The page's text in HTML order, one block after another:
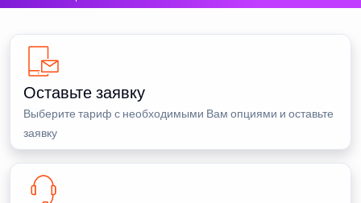
Оставьте заявку
Выберите тариф с необходимыми Вам опциями и оставьте
заявку